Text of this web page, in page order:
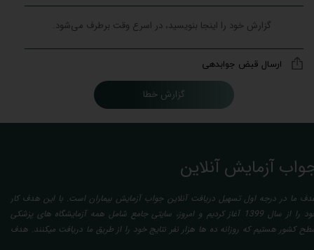
گزارش خطا
ارسال قبض جوابدهی
آزمایش آنلاین
ما در درجه اول تسهیل دریافت آنلاین جواب آزمایش بیماران است. با این هدف کار
خود را از سال 1399 آغاز کردیم و امروز، سایتی جامع شامل همه آزمایشگاه های پزشکی
کشور هستیم که روزانه ده ها هزار نفر نتایج خود را از طریق ما دریافت میکنند. هدف